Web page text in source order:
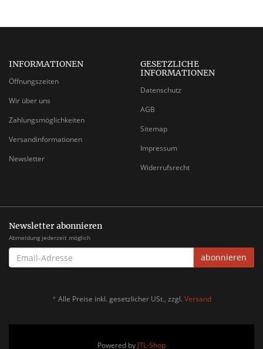
INFORMATIONEN
Öffnungszeiten
Wir über uns
Zahlungsmöglichkeiten
Versandinformationen
Newsletter
GESETZLICHE
INFORMATIONEN
Datenschutz
AGB
Sitemap
Impressum
Widerrufsrecht
Newsletter abonnieren
Abmeldung jederzeit möglich
EMAIL-
ADRESSE
abonnieren
* Alle Preise inkl. gesetzlicher USt., zzgl. Versand
Powered by JTL-Shop